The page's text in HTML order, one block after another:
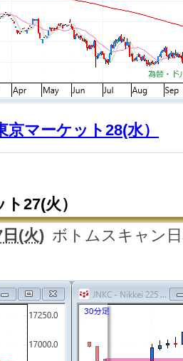
京マーケット28(水）
27(火）
(火) ボトムスキャン